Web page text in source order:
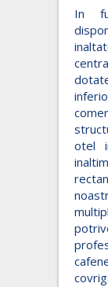
In
otel